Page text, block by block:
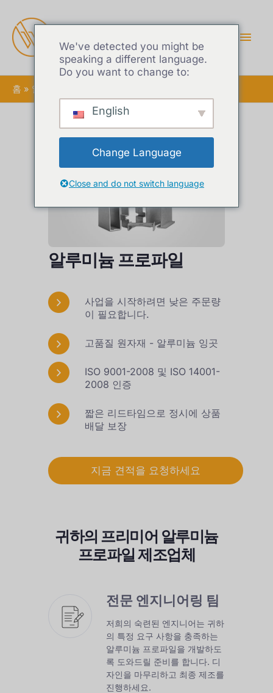
메
메
뉴
홈 알루미늄 프로파일
알루미늄 프로파일
사업을 시작하려면 낮은 주문량
이 필요합니다.
고품질 원자재 - 알루미늄 잉곳
ISO 9001-2008 및 ISO 14001-
2008 인증
짧은 리드타임으로 정시에 상품
배달 보장
지금 견적을 요청하세요
귀하의 프리미어 알루미늄
프로파일 제조업체
전문 엔지니어링 팀
저희의 숙련된 엔지니어는 귀하
의 특정 요구 사항을 충족하는
알루미늄 프로파일을 개발하도
록 도와드릴 준비를 합니다. 디
자인을 마무리하고 최종 제조를
진행하세요.
We've detected you might be
speaking a different language.
Do you want to change to:
English
Change Language
Close and do not switch language